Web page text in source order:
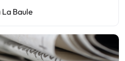
Baule